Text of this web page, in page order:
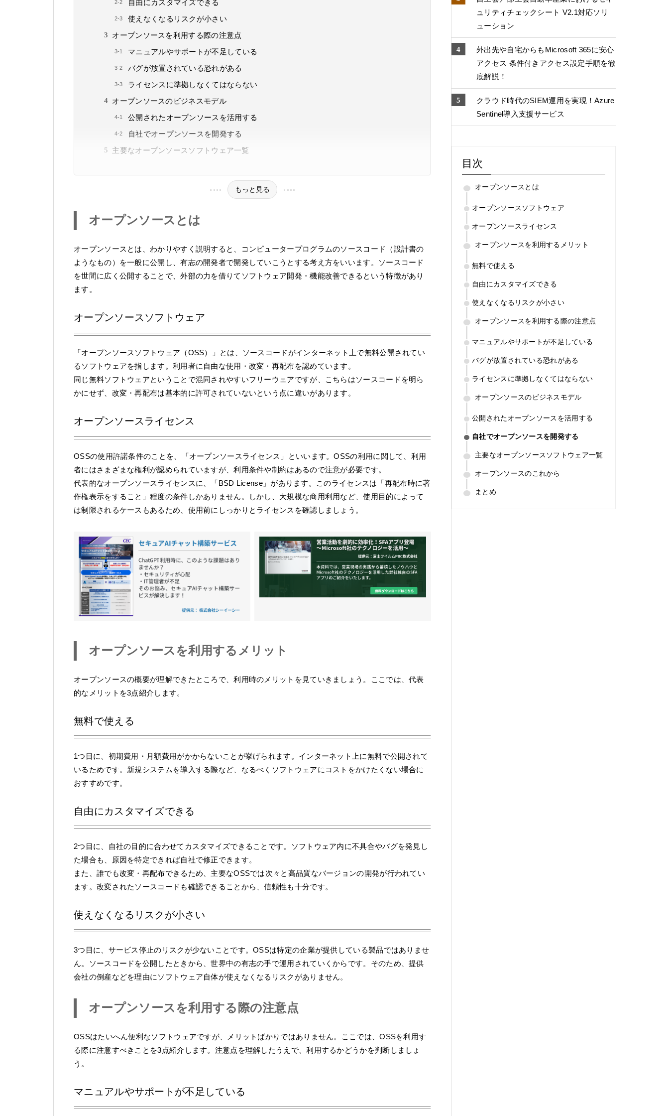
自由にカスタマイズできる
使えなくなるリスクが小さい
オープンソースを利用する際の注意点
マニュアルやサポートが不足している
バグが放置されている恐れがある
ライセンスに準拠しなくてはならない
オープンソースのビジネスモデル
公開されたオープンソースを活用する
自社でオープンソースを開発する
主要なオープンソースソフトウェア一覧
もっと見る
オープンソースとは
オープンソースとは、わかりやすく説明すると、コンピュータープログラムのソースコード（設計書の
ようなもの）を一般に公開し、有志の開発者で開発していこうとする考え方をいいます。ソースコード
を世間に広く公開することで、外部の力を借りてソフトウェア開発・機能改善できるという特徴があり
ます。
オープンソースソフトウェア
「オープンソースソフトウェア（OSS）」とは、ソースコードがインターネット上で無料公開されてい
るソフトウェアを指します。利用者に自由な使用・改変・再配布を認めています。
同じ無料ソフトウェアということで混同されやすいフリーウェアですが、こちらはソースコードを明ら
かにせず、改変・再配布は基本的に許可されていないという点に違いがあります。
オープンソースライセンス
OSSの使用許諾条件のことを、「オープンソースライセンス」といいます。OSSの利用に関して、利用
者にはさまざまな権利が認められていますが、利用条件や制約はあるので注意が必要です。
代表的なオープンソースライセンスに、「BSD License」があります。このライセンスは「再配布時に著
作権表示をすること」程度の条件しかありません。しかし、大規模な商用利用など、使用目的によって
は制限されるケースもあるため、使用前にしっかりとライセンスを確認しましょう。
オープンソースを利用するメリット
オープンソースの概要が理解できたところで、利用時のメリットを見ていきましょう。ここでは、代表
的なメリットを3点紹介します。
無料で使える
1つ目に、初期費用・月額費用がかからないことが挙げられます。インターネット上に無料で公開されて
いるためです。新規システムを導入する際など、なるべくソフトウェアにコストをかけたくない場合に
おすすめです。
自由にカスタマイズできる
2つ目に、自社の目的に合わせてカスタマイズできることです。ソフトウェア内に不具合やバグを発見し
た場合も、原因を特定できれば自社で修正できます。
また、誰でも改変・再配布できるため、主要なOSSでは次々と高品質なバージョンの開発が行われてい
ます。改変されたソースコードも確認できることから、信頼性も十分です。
使えなくなるリスクが小さい
3つ目に、サービス停止のリスクが少ないことです。OSSは特定の企業が提供している製品ではありませ
ん。ソースコードを公開したときから、世界中の有志の手で運用されていくからです。そのため、提供
会社の倒産などを理由にソフトウェア自体が使えなくなるリスクがありません。
オープンソースを利用する際の注意点
OSSはたいへん便利なソフトウェアですが、メリットばかりではありません。ここでは、OSSを利用す
る際に注意すべきことを3点紹介します。注意点を理解したうえで、利用するかどうかを判断しましょ
う。
マニュアルやサポートが不足している
ュリティチェックシート V2.1対応ソリ
ューション
外出先や自宅からもMicrosoft 365に安心
アクセス 条件付きアクセス設定手順を徹
底解説！
クラウド時代のSIEM運用を実現！Azure
Sentinel導入支援サービス
目次
オープンソースとは
オープンソースソフトウェア
オープンソースライセンス
オープンソースを利用するメリット
無料で使える
自由にカスタマイズできる
使えなくなるリスクが小さい
オープンソースを利用する際の注意点
マニュアルやサポートが不足している
バグが放置されている恐れがある
ライセンスに準拠しなくてはならない
オープンソースのビジネスモデル
公開されたオープンソースを活用する
自社でオープンソースを開発する
主要なオープンソースソフトウェア一覧
オープンソースのこれから
まとめ